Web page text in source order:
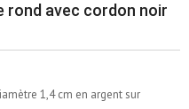
rond avec cordon noir
1,4 cm en argent sur